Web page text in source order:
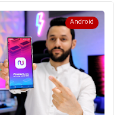
Android